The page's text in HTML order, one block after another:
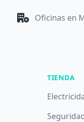
Oficinas en
TIENDA